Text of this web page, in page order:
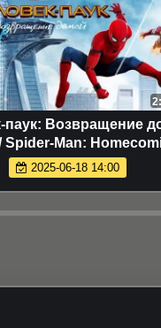
паук: Возвращение
Spider-Man:
2025-06-18 14:00